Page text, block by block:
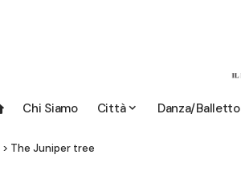
Chi Siamo Città Danza/Balletto
> The Juniper tree